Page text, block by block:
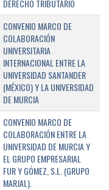
DERECHO TRIBUTARIO
CONVENIO MARCO DE
COLABORACIÓN
UNIVERSITARIA
INTERNACIONAL ENTRE LA
UNIVERSIDAD SANTANDER
(MÉXICO) Y LA UNIVERSIDAD
DE MURCIA
CONVENIO MARCO DE
COLABORACIÓN ENTRE LA
UNIVERSIDAD DE MURCIA Y
EL GRUPO EMPRESARIAL
FUR Y GÓMEZ, S.L. (GRUPO
MARJAL).